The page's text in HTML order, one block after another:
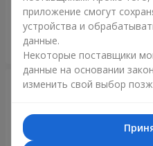
3 332 грн
приложение смогут
устройства и
данные.
Некоторые поставщики
данные на основании
изменить свой выбор